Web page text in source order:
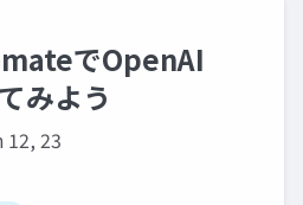
でOpenAI
みよう
12, 23